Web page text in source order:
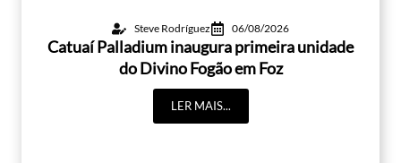
Steve Rodríguez 06/08/2026
Catuaí Palladium inaugura primeira unidade
do Divino Fogão em Foz
LER MAIS...